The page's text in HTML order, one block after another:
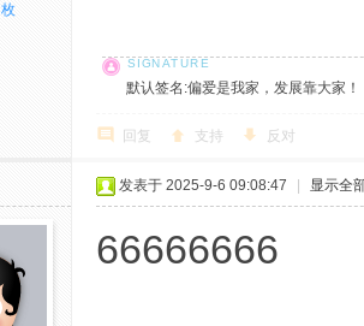
枚
默认签名:偏爱是我家，发展靠大家
回复 支持 反对
发表于 2025-9-6 09:08:47 显示全
66666666